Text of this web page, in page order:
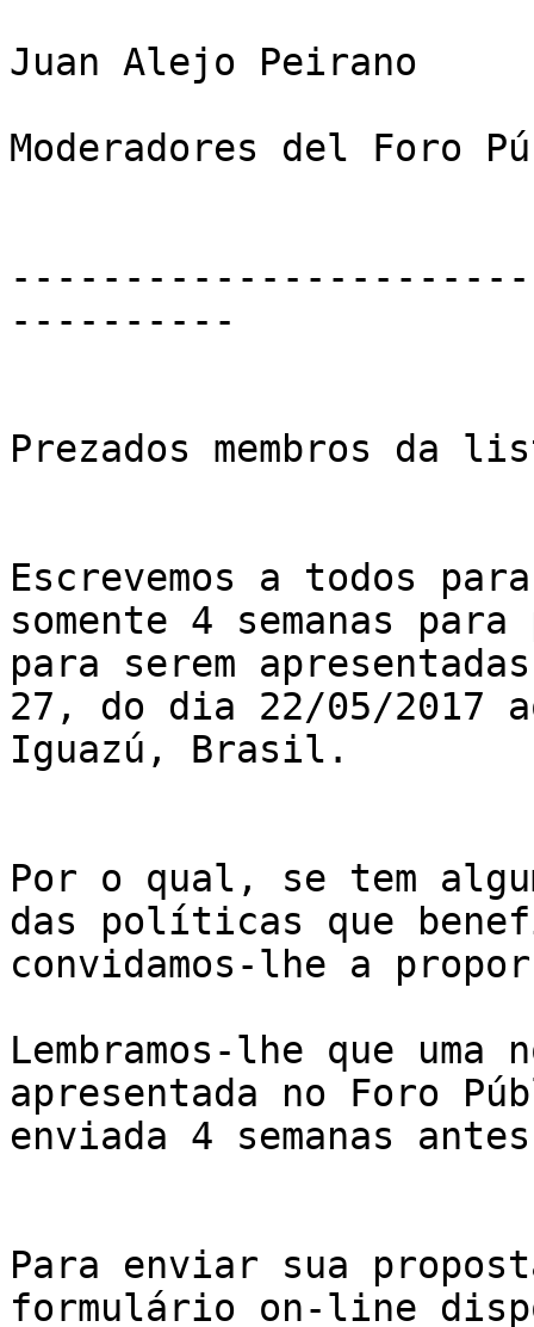
Juan Alejo Peirano
Moderadores del Foro
----------
Prezados membros
Escrevemos a todos
somente 4 semanas
para serem
27, do dia 22/05/2017
Iguazú, Brasil.
Por o qual, se tem
das políticas que
convidamos-lhe a
Lembramos-lhe que
apresentada no Foro
enviada 4 semanas
Para enviar sua